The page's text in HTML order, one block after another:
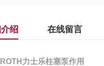
绍 在线留言
力士乐柱塞泵作用